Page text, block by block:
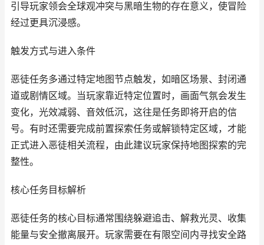
引导玩家领会全球观冲突与黑暗生物的存在意义，使冒险
经过更具沉浸感。
触发方式与进入条件
恶徒任务多通过特定地图节点触发，如暗区场景、封闭通
道或剧情区域。当玩家靠近特定位置时，画面气氛会发生
变化，光效减弱、音效低沉，这往是任务即将开启的信
号。有时还需要完成前置探索任务或解锁特定区域，才能
正式进入恶徒相关流程，由此建议玩家保持地图探索的完
整性。
核心任务目标解析
恶徒任务的核心目标通常围绕躲避追击、解救光灵、收集
能量与安全撤离展开。玩家需要在有限空间内寻找安全路